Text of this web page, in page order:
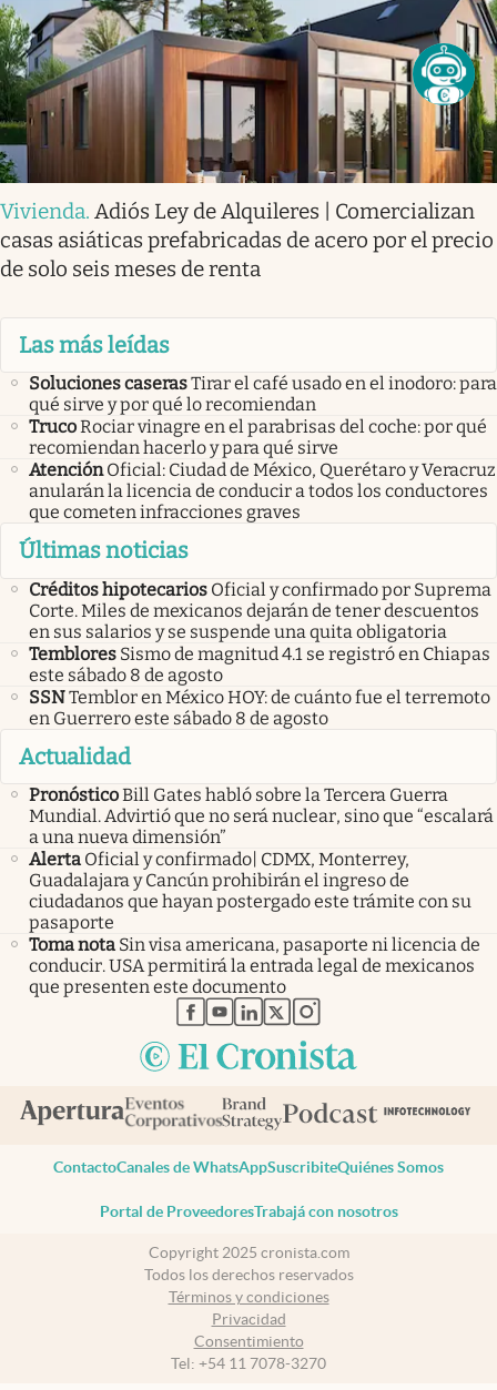
Vivienda. Adiós Ley de Alquileres | Comercializan
casas asiáticas prefabricadas de acero por el precio
de solo seis meses de renta
Las más leídas
Soluciones caserasTirar el café usado en el inodoro: para
qué sirve y por qué lo recomiendan
TrucoRociar vinagre en el parabrisas del coche: por qué
recomiendan hacerlo y para qué sirve
Atención Oficial: Ciudad de México, Querétaro y Veracruz
anularán la licencia de conducir a todos los conductores
que cometen infracciones graves
Últimas noticias
Créditos hipotecarios Oficial y confirmado por Suprema
Corte. Miles de mexicanos dejarán de tener descuentos
en sus salarios y se suspende una quita obligatoria
Temblores Sismo de magnitud 4.1 se registró en Chiapas
este sábado 8 de agosto
SSNTemblor en México HOY: de cuánto fue el terremoto
en Guerrero este sábado 8 de agosto
Actualidad
PronósticoBill Gates habló sobre la Tercera Guerra
Mundial. Advirtió que no será nuclear, sino que “escalará
a una nueva dimensión”
Alerta Oficial y confirmado| CDMX, Monterrey,
Guadalajara y Cancún prohibirán el ingreso de
ciudadanos que hayan postergado este trámite con su
pasaporte
Toma nota Sin visa americana, pasaporte ni licencia de
conducir. USA permitirá la entrada legal de mexicanos
que presenten este documento
abre en nueva pestaña
abre en nueva pestaña
abre en nueva pestaña
abre en nueva pestaña
abre en nueva pestaña
ContactoCanales de WhatsAppSuscribiteQuiénes Somos
Portal de ProveedoresTrabajá con nosotros
Copyright 2025 cronista.com
Todos los derechos reservados
Términos y condiciones
Privacidad
Consentimiento
Tel: +54 11 7078-3270